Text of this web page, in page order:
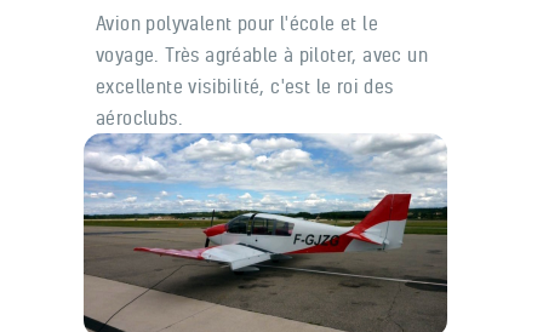
Avion polyvalent pour l'école et le
voyage. Très agréable à piloter, avec un
excellente visibilité, c'est le roi des
aéroclubs.